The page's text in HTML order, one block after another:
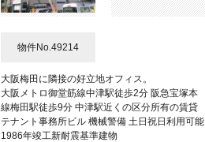
物件No.49214
大阪梅田に隣接の好立地オフィス。
大阪メトロ御堂筋線中津駅徒歩2分 阪急宝塚本
線梅田駅徒歩9分 中津駅近くの区分所有の賃貸
テナント事務所ビル 機械警備 土日祝日利用可能
1986年竣工新耐震基準建物